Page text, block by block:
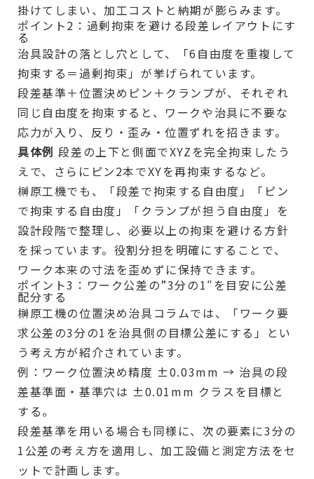
掛けてしまい、加工コストと納期が膨らみます。
ポイント2：過剰拘束を避ける段差レイアウトにす
る
治具設計の落とし穴として、「6自由度を重複して
拘束する＝過剰拘束」が挙げられています。
段差基準＋位置決めピン＋クランプが、それぞれ
同じ自由度を拘束すると、ワークや治具に不要な
応力が入り、反り・歪み・位置ずれを招きます。
具体例 段差の上下と側面でXYZを完全拘束したう
えで、さらにピン2本でXYを再拘束するなど。
榊原工機でも、「段差で拘束する自由度」「ピン
で拘束する自由度」「クランプが担う自由度」を
設計段階で整理し、必要以上の拘束を避ける方針
を採っています。役割分担を明確にすることで、
ワーク本来の寸法を歪めずに保持できます。
ポイント3：ワーク公差の”3分の1″を目安に公差
配分する
榊原工機の位置決め治具コラムでは、「ワーク要
求公差の3分の1を治具側の目標公差にする」とい
う考え方が紹介されています。
例：ワーク位置決め精度 ±0.03mm → 治具の段
差基準面・基準穴は ±0.01mm クラスを目標と
する。
段差基準を用いる場合も同様に、次の要素に3分の
1公差の考え方を適用し、加工設備と測定方法をセ
ットで計画します。